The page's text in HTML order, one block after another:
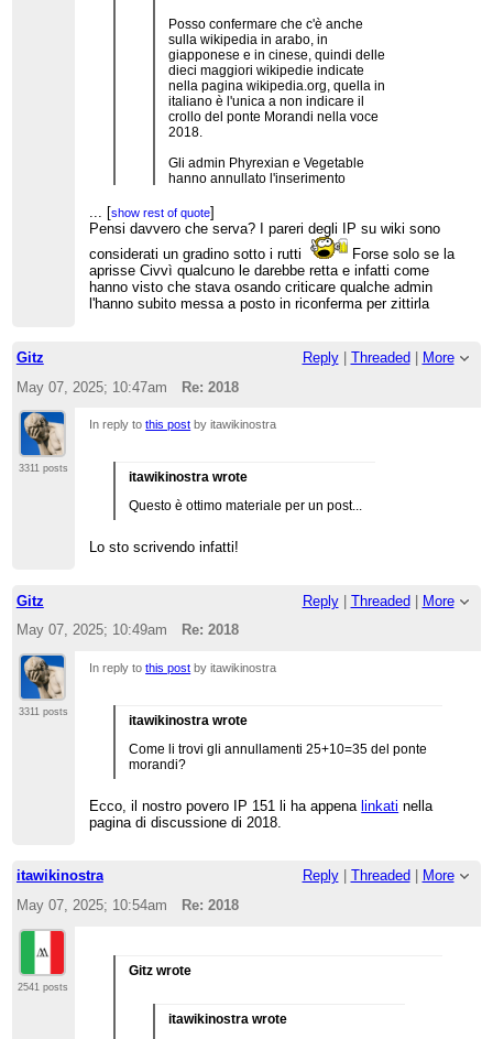
Posso confermare che c'è anche
sulla wikipedia in arabo, in
giapponese e in cinese, quindi delle
dieci maggiori wikipedie indicate
nella pagina wikipedia.org, quella in
italiano è l'unica a non indicare il
crollo del ponte Morandi nella voce
2018.
Gli admin Phyrexian e Vegetable
hanno annullato l'inserimento
qualsiasi discussione comunitaria,
questo IMHO è un caso chiaro, ovvio,
di una edit war prolungata,
inarrestabile, da parte di utenti che
danneggiano l'enciclopedia con
modifiche ovviamente peggiorative
(su it.wiki si direbbe "vandaliche",
E più importante ancora, è la prova
empirica del fatto che gli admin
hanno uno strapotere editoriale (cioè
nella definizione dei contenuti delle
(ad es., controlli da parte degli altri
utenti) che si vedono annullate le
peggiora i contenuti
questione hanno perso qualsasi
valutare com'è e come dev'essere
una voce enciclopedica.
...[show rest of quote]
Ecco, ora ci vorrebbe un IP che copiasse e
incollasse questo in una apposita UP...
... [show rest of quote]
Pensi davvero che serva? I pareri degli IP su wiki sono
considerati un gradino sotto i rutti
Forse solo se la
aprisse Civvì qualcuno le darebbe retta e infatti come
hanno visto che stava osando criticare qualche admin
l'hanno subito messa a posto in riconferma per zittirla
Gitz Reply| Threaded | More
May 07, 2025; 10:47am
Re: 2018
3311 posts
In reply tothis post by itawikinostra
itawikinostra wrote
Questo è ottimo materiale per un post...
Lo sto scrivendo infatti!
Gitz Reply| Threaded | More
May 07, 2025; 10:49am
Re: 2018
3311 posts
In reply tothis post by itawikinostra
itawikinostra wrote
Come li trovi gli annullamenti 25+10=35 del ponte
morandi?
Ecco, il nostro povero IP 151 li ha appena linkati nella
pagina di discussione di 2018.
itawikinostra Reply| Threaded
More
May 07, 2025; 10:54am
Re: 2018
2541 posts
Gitz wrote
itawikinostra wrote